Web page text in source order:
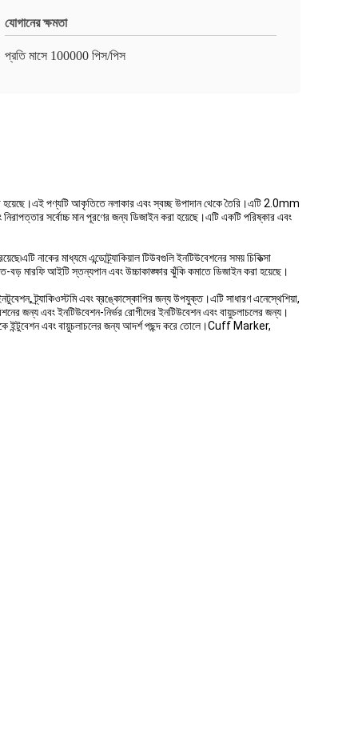
যোগানের ক্ষমতা
প্রতি মাসে 100000 পিস/পিস
হয়েছে।এই পণ্যটি আকৃতিতে নলাকার এবং স্বচ্ছ উপাদান থেকে তৈরি।এটি 2.0mm
সর্বোচ্চ মান পূরণের জন্য ডিজাইন করা হয়েছে।এটি একটি পরিষ্কার এবং
নাকের মাধ্যমে এন্ডোট্র্যাকিয়াল টিউবগুলি ইনটিউবেশনের সময় চিকিত্সা
মারফি আইটি স্তন্যপান এবং উচ্চাকাঙ্ক্ষার ঝুঁকি কমাতে ডিজাইন করা হয়েছে।
ট্র্যাকিওস্টমি এবং ব্রঙ্কোস্কোপির জন্য উপযুক্ত।এটি সাধারণ এনেস্থেশিয়া,
জন্য এবং ইনটিউবেশন-নির্ভর রোগীদের ইনটিউবেশন এবং বায়ুচলাচলের জন্য।
ইন্টুবেশন এবং বায়ুচলাচলের জন্য আদর্শ পছন্দ করে তোলে।Cuff Marker,